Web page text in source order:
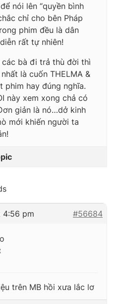
nói lên “quyền bình
chỉ cho bên Pháp
phim đều là dân
rất tự nhiên!
bà đi trả thù đời thì
là cuốn THELMA &
phim hay đúng nghĩa.
này xem xong chả có
giản là nó…dở kinh
mới khiến người ta
4:56 pm #56684
trên MB hồi xưa lắc lơ